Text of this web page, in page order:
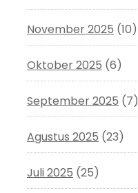
November 2025 (10)
Oktober 2025 (6)
September 2025 (7)
Agustus 2025 (23)
Juli 2025 (25)